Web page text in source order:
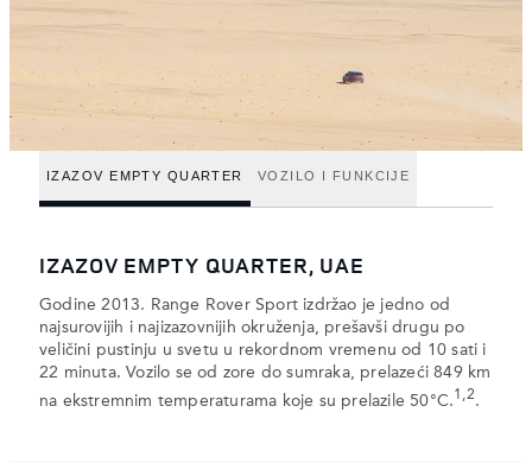
IZAZOV EMPTY QUARTER VOZILO I FUNKCIJE
IZAZOV EMPTY QUARTER, UAE
Godine 2013. Range Rover Sport izdržao je jedno od
najsurovijih i najizazovnijih okruženja, prešavši drugu po
veličini pustinju u svetu u rekordnom vremenu od 10 sati i
22 minuta. Vozilo se od zore do sumraka, prelazeći 849 km
na ekstremnim temperaturama koje su prelazile 50°C.1,2.